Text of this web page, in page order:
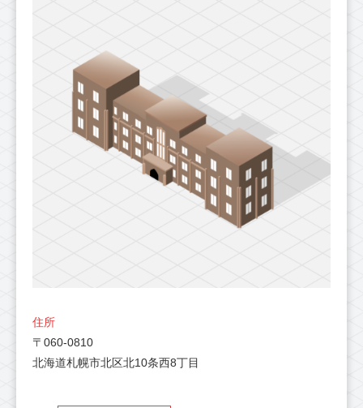
住所
〒060-0810
北海道札幌市北区北10条西8丁目